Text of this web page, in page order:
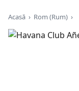
Acasă › Rom (Rum) ›